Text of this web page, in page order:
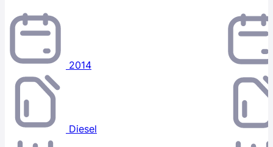
2014
Diesel